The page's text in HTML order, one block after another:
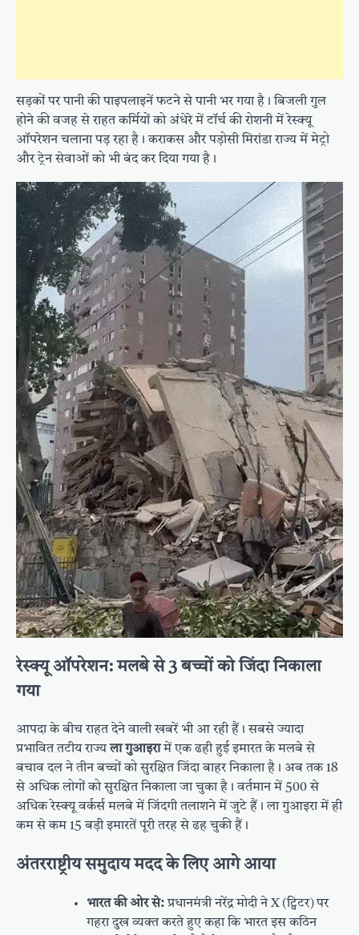
सड़कों पर पानी की पाइपलाइनें फटने से पानी भर गया है। बिजली गुल
होने की वजह से राहत कर्मियों को अंधेरे में टॉर्च की रोशनी में रेस्क्यू
ऑपरेशन चलाना पड़ रहा है। कराकस और पड़ोसी मिरांडा राज्य में मेट्रो
और ट्रेन सेवाओं को भी बंद कर दिया गया है।
रेस्क्यू ऑपरेशन: मलबे से 3 बच्चों को जिंदा निकाला
गया
आपदा के बीच राहत देने वाली खबरें भी आ रही हैं। सबसे ज्यादा
प्रभावित तटीय राज्यला गुआइरामें एक ढही हुई इमारत के मलबे से
बचाव दल ने तीन बच्चों को सुरक्षित जिंदा बाहर निकाला है। अब तक 18
से अधिक लोगों को सुरक्षित निकाला जा चुका है। वर्तमान में 500 से
अधिक रेस्क्यू वर्कर्स मलबे में जिंदगी तलाशने में जुटे हैं। ला गुआइरा में ही
कम से कम 15 बड़ी इमारतें पूरी तरह से ढह चुकी हैं।
अंतरराष्ट्रीय समुदाय मदद के लिए आगे आया
भारत की ओर से:प्रधानमंत्री नरेंद्र मोदी ने X (ट्विटर) पर
गहरा दुख व्यक्त करते हुए कहा कि भारत इस कठिन